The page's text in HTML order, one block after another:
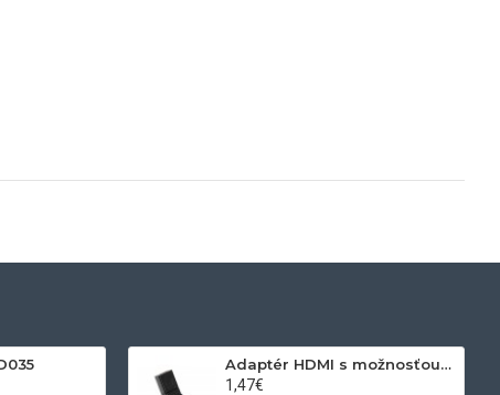
Adaptér HDMI s možnosťou otáčania
1,47€